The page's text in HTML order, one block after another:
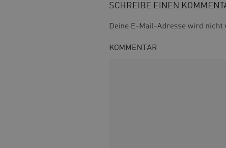
SCHREIBE EINEN
Deine E-Mail-Adresse wird
KOMMENTAR